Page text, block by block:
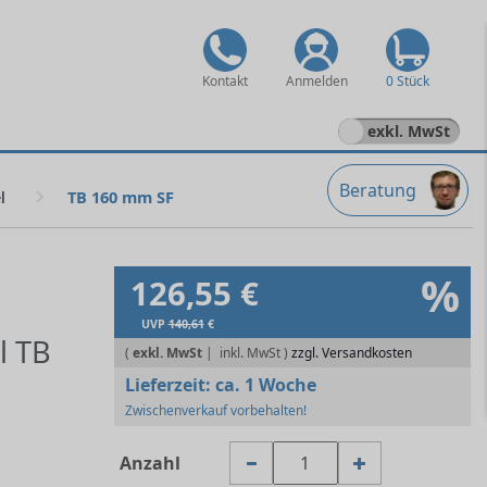
Kontakt Anmelden 0 Stück
exkl. MwSt
Beratung
TB 160 mm SF
TB
126,55 € %
UVP140,61€
( exkl. MwSt | zzgl. Versandkosten
Lieferzeit: ca. 1 Woche
Zwischenverkauf vorbehalten!
Anzahl